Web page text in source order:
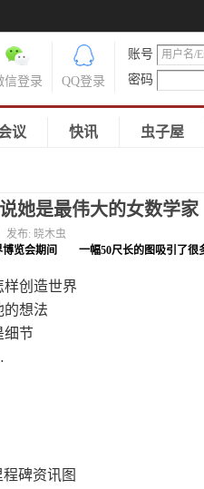
账号
密码
QQ登录
信登录
议 快讯 虫子屋
她是最伟大的女数学家
发布: 晓木虫
博览会期间 一幅50尺长的图吸引
样创造世界
的想法
细节
碑资讯图